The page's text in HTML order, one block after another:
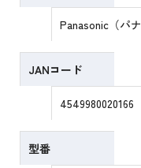
Panasonic（パ
JANコード
4549980020166
型番